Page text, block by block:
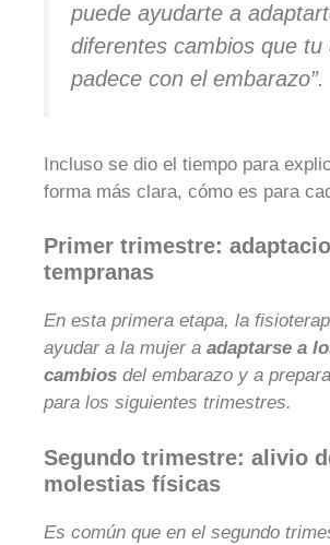
puede ayudarte a
diferentes cambios que tu
padece con el embarazo”.
Incluso se dio el tiempo para
forma más clara, cómo es para
Primer trimestre:
tempranas
En esta primera etapa, la
ayudar a la mujer a adaptarse a
cambios del embarazo y a
para los siguientes trimestres.
Segundo trimestre: alivio
molestias físicas
Es común que en el segundo